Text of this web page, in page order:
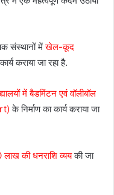
संस्थानों मेंखेल-कूद
कराया जा रहा है.
में बैडमिंटन एवं वॉलीबॉल
के निर्माण का कार्य कराया जा
की धनराशि व्ययकी जा